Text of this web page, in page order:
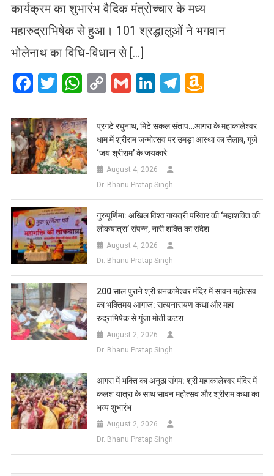
कार्यक्रम का शुभारंभ वैदिक मंत्रोच्चार के मध्य
महारुद्राभिषेक से हुआ। 101 श्रद्धालुओं ने भगवान
भोलेनाथ का विधि-विधान से […]
Facebook
Twitter
WhatsApp
CopyGmailLinkedIn
Telegram
List
प्रगटे रघुनाथ, मिटे सकल संताप…आगरा के महाकालेश्वर
धाम में श्रीराम जन्मोत्सव पर उमड़ा आस्था का सैलाब, गूंजे
‘जय श्रीराम’ के जयकारे
August 4, 2026
Dr. Bhanu Pratap Singh
गुरुपूर्णिमा: अखिल विश्व गायत्री परिवार की ‘महाशक्ति की
लोकयात्रा’ संपन्न, नारी शक्ति का संदेश
August 4, 2026
Dr. Bhanu Pratap Singh
200 साल पुराने श्री धनकामेश्वर मंदिर में सावन महोत्सव
का भक्तिमय आगाज: सत्यनारायण कथा और महा
रुद्राभिषेक से गूंजा मोती कटरा
August 2, 2026
Dr. Bhanu Pratap Singh
आगरा में भक्ति का अनूठा संगम: श्री महाकालेश्वर मंदिर में
कलश यात्रा के साथ सावन महोत्सव और श्रीराम कथा का
भव्य शुभारंभ
August 2, 2026
Dr. Bhanu Pratap Singh